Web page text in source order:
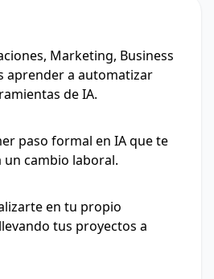
Marketing, Business
aprender a automatizar
de IA.
paso formal en IA que te
un cambio laboral.
en tu propio
tus proyectos a